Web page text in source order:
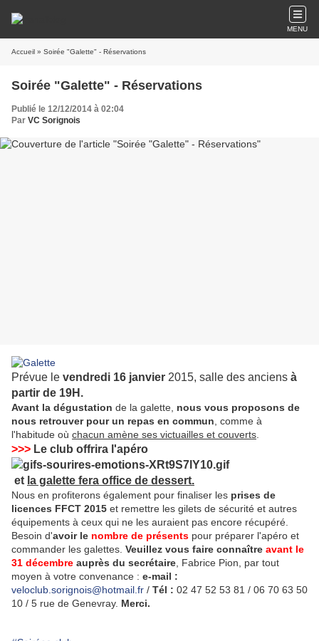
MENU
Accueil » Soirée "Galette" - Réservations
Soirée "Galette" - Réservations
Publié le 12/12/2014 à 02:04
Par VC Sorignois
Prévue le vendredi 16 janvier 2015, salle des anciens à
partir de 19H.
Avant la dégustation de la galette, nous vous proposons de
nous retrouver pour un repas en commun , comme à
l'habitude où chacun amène ses victuailles et couverts
>>> Le club offrira l'apéro
et la galette fera office de dessert.
Nous en profiterons également pour finaliser les prises de
licences FFCT 2015 et remettre les gilets de sécurité et autres
équipements à ceux qui ne les auraient pas encore récupéré.
Besoin d'avoir le nombre de présents pour préparer l'apéro et
commander les galettes. Veuillez vous faire connaître avant le
31 décembre auprès du secrétaire , Fabrice Pion, par tout
moyen à votre convenance : e-mail :
veloclub.sorignois@hotmail.fr / Tél : 02 47 52 53 81 / 06 70 63 50
10 / 5 rue de Genevray. Merci.